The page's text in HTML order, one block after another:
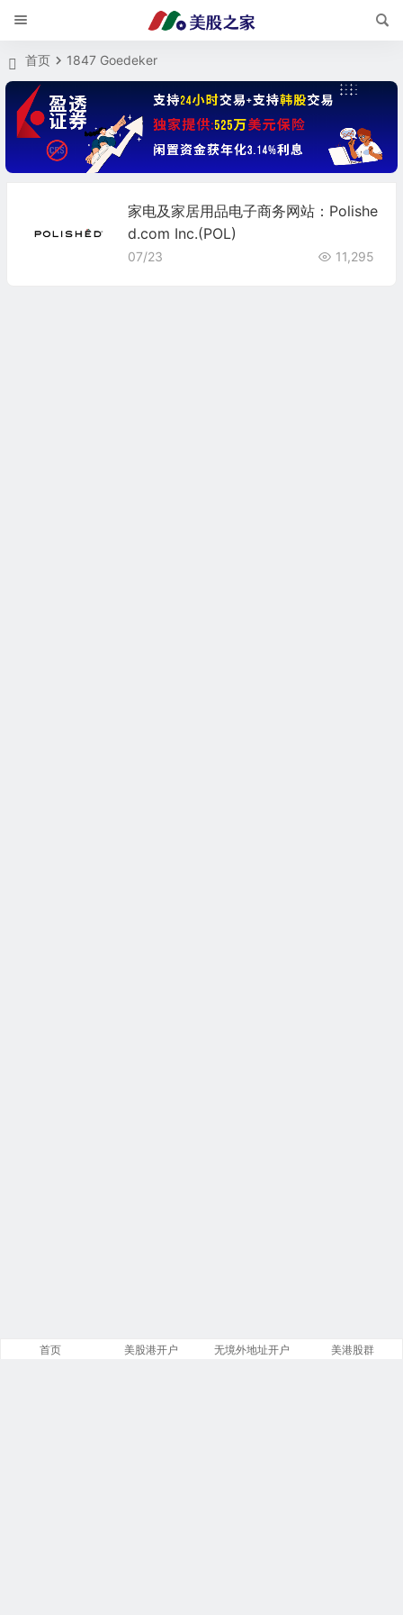
首页 1847 Goedeker
家电及家居用品电子商务网站：Polishe
d.com Inc.(POL)
07/23 11,295
首页 美股港开户 无境外地址开户 美港股群